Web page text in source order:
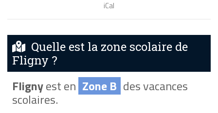
iCal
Quelle est la zone scolaire de
Fligny ?
Flignyest en Zone B des vacances
scolaires.